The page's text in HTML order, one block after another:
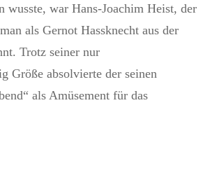
wusste, war Hans-Joachim Heist, der
als Gernot Hassknecht aus der
Trotz seiner nur
Größe absolvierte der seinen
als Amüsement für das